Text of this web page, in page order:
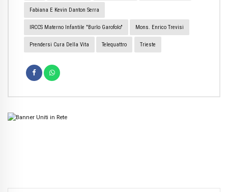
Fabiana E Kevin Danton Serra
IRCCS Materno Infantile "Burlo Garofolo" Mons. Enrico Trevisi
Prendersi Cura Della Vita Telequattro Trieste